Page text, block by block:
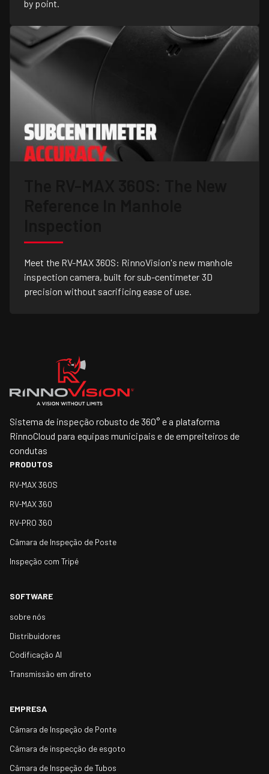
by point.
Meet the RV-MAX 360S: RinnoVision's new manhole
inspection camera, built for sub-centimeter 3D
precision without sacrificing ease of use.
Sistema de inspeção robusto de 360° e a plataforma
RinnoCloud para equipas municipais e de empreiteiros de
condutas
PRODUTOS
RV-MAX 360S
RV-MAX 360
RV-PRO 360
Câmara de Inspeção de Poste
Inspeção com Tripé
SOFTWARE
sobre nós
Distribuidores
Codificação AI
Transmissão em direto
EMPRESA
Câmara de Inspeção de Ponte
Câmara de inspecção de esgoto
Câmara de Inspeção de Tubos